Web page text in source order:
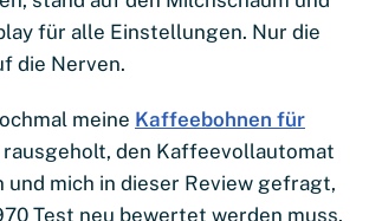
für alle Einstellungen. Nur die
die Nerven.
meine Kaffeebohnen für
rausgeholt, den Kaffeevollautomat
und mich in dieser Review gefragt,
Test neu bewertet werden muss.